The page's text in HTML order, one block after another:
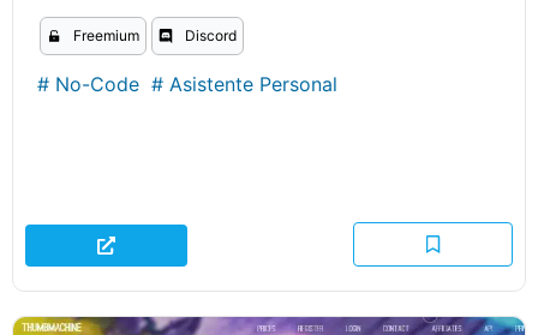
Freemium Discord
# No-Code # Asistente Personal